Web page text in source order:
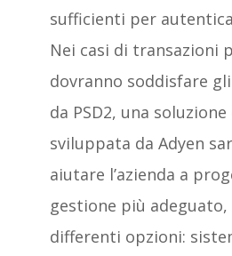
sufficienti per
Nei casi di transazioni
dovranno soddisfare
da PSD2, una soluzione
sviluppata da Adyen
aiutare l’azienda a
gestione più
differenti opzioni: